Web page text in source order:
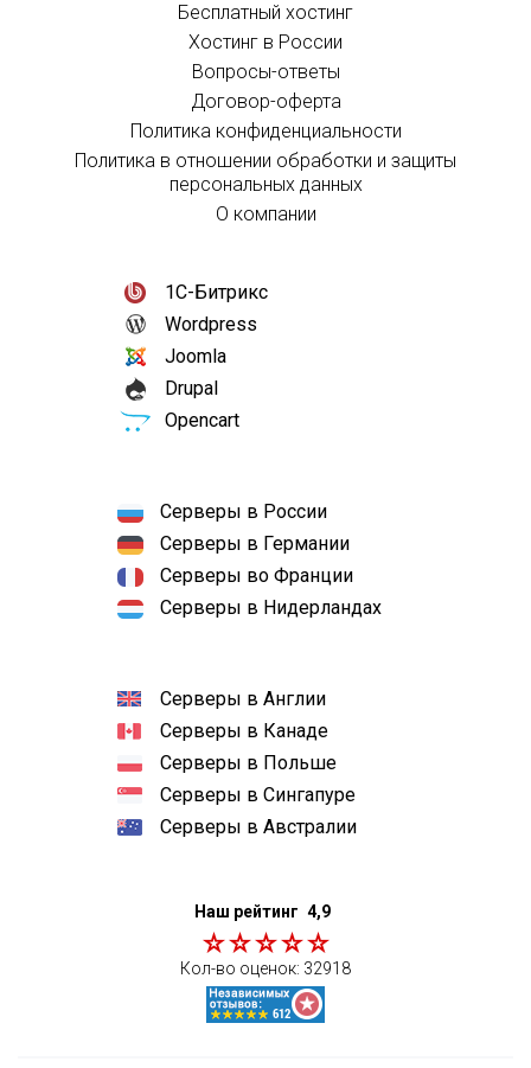
Бесплатный хостинг
Хостинг в России
Вопросы-ответы
Договор-оферта
Политика конфиденциальности
Политика в отношении обработки и защиты
персональных данных
О компании
1С-Битрикс
Wordpress
Joomla
Drupal
Opencart
Серверы в России
Серверы в Германии
Серверы во Франции
Серверы в Нидерландах
Серверы в Англии
Серверы в Канаде
Серверы в Польше
Серверы в Сингапуре
Серверы в Австралии
Наш рейтинг 4,9
Кол-во оценок: 32918